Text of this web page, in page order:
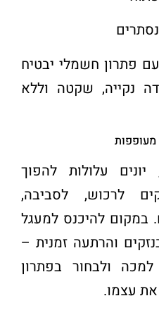
פתרון חשמלי יבטיח
נקייה, שקטה וללא
מעופפות
עלולות להפוך
לרכוש, לסביבה,
במקום להיכנס למעגל
והרתעה זמנית –
ולבחור בפתרון
עצמו.